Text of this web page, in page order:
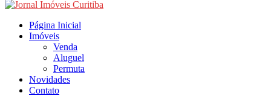
Página Inicial
Imóveis
Venda
Aluguel
Permuta
Novidades
Contato